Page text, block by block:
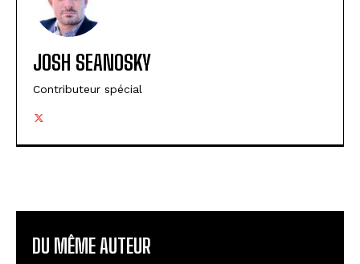
JOSH SEANOSKY
Contributeur spécial
DU MÊME AUTEUR